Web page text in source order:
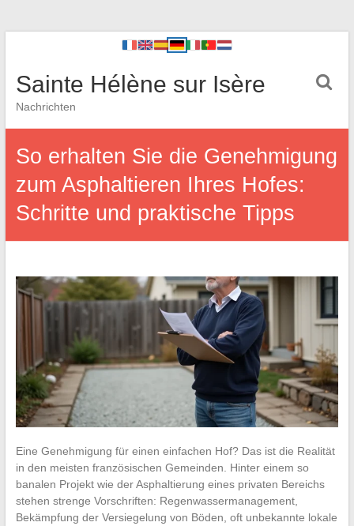
Sainte Hélène sur Isère
Nachrichten
So erhalten Sie die Genehmigung
zum Asphaltieren Ihres Hofes:
Schritte und praktische Tipps
Eine Genehmigung für einen einfachen Hof? Das ist die Realität
in den meisten französischen Gemeinden. Hinter einem so
banalen Projekt wie der Asphaltierung eines privaten Bereichs
stehen strenge Vorschriften: Regenwassermanagement,
Bekämpfung der Versiegelung von Böden, oft unbekannte lokale